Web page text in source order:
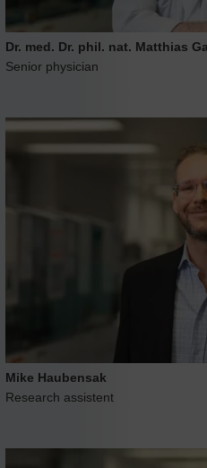
Dr. med. Dr. phil. nat. Matthias
Senior physician
Mike Haubensak
Research assistent